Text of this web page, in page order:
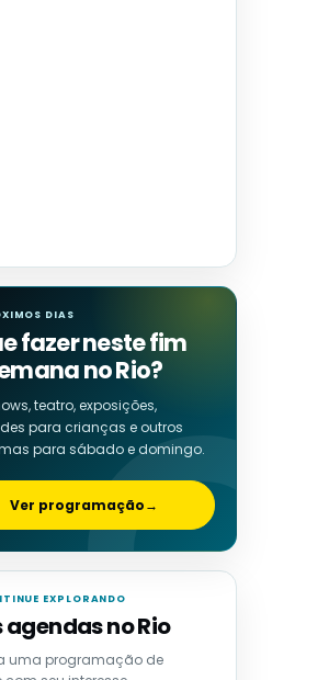
DIAS
fazer neste fim
no Rio?
teatro, exposições,
para crianças e outros
para sábado e domingo.
Ver programação→
EXPLORANDO
agendas no Rio
uma programação de